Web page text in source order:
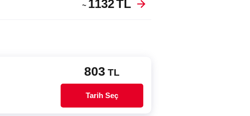
~ 1132TL
803 TL
Tarih Seç